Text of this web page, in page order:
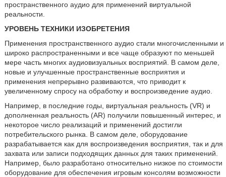
пространственного аудио для применений виртуальной
реальности.
УРОВЕНЬ ТЕХНИКИ ИЗОБРЕТЕНИЯ
Применения пространственного аудио стали многочисленными и
широко распространенными и все чаще образуют по меньшей
мере часть многих аудиовизуальных восприятий. В самом деле,
новые и улучшенные пространственные восприятия и
применения непрерывно развиваются, что приводит к
увеличенному спросу на обработку и воспроизведение аудио.
Например, в последние годы, виртуальная реальность (VR) и
дополненная реальность (AR) получили повышенный интерес, и
некоторое число реализаций и применений достигли
потребительского рынка. В самом деле, оборудование
разрабатывается как для воспроизведения восприятия, так и для
захвата или записи подходящих данных для таких применений.
Например, было разработано относительно низкое по стоимости
оборудование для обеспечения игровым консолям возможности